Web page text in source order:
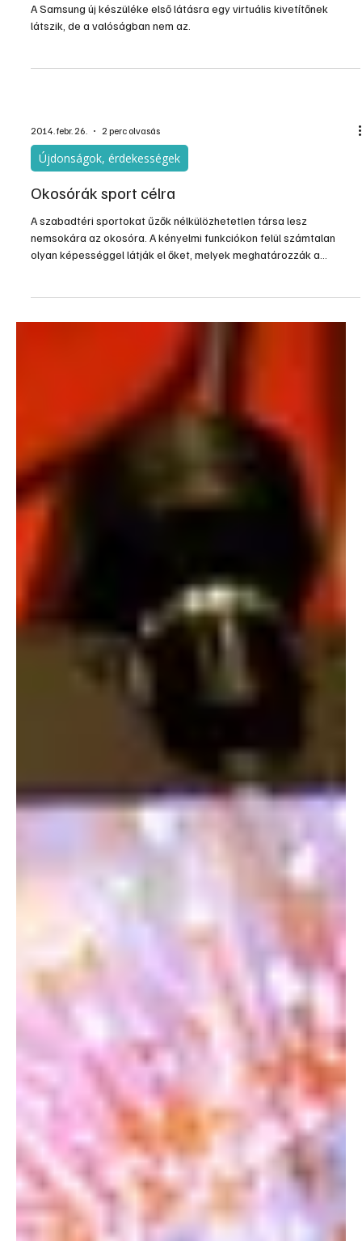
A Samsung új készüléke első látásra egy virtuális kivetítőnek
látszik, de a valóságban nem az.
2014. febr. 26. 2 perc olvasás
Újdonságok, érdekességek
Okosórák sport célra
A szabadtéri sportokat űzők nélkülözhetetlen társa lesz
nemsokára az okosóra. A kényelmi funkciókon felül számtalan
olyan képességgel látják el őket, melyek meghatározzák a